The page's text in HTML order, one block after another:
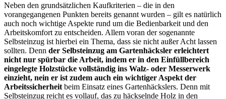
Neben den grundsätzlichen Kaufkriterien – die in den
vorangegangenen Punkten bereits genannt wurden – gilt es natürlich
auch noch wichtige Aspekte rund um die Bedienbarkeit und den
Arbeitskomfort zu entscheiden. Allem voran der sogenannte
Selbsteinzug ist hierbei ein Thema, dass sie nicht außer Acht lassen
sollten. Denn der Selbsteinzug am Gartenhäcksler erleichtert
nicht nur spürbar die Arbeit, indem er in den Einfüllbereich
eingelegte Holzstücke vollständig ins Walz- oder Messerwerk
einzieht, nein er ist zudem auch ein wichtiger Aspekt der
Arbeitssicherheit beim Einsatz eines Gartenhäckslers. Denn mit
Selbsteinzug reicht es vollauf, das zu häckselnde Holz in den